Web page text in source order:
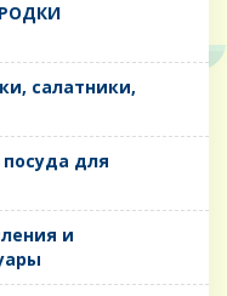
салатники,
посуда для
и